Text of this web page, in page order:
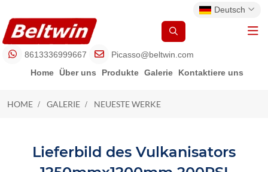
Deutsch
8613336999667
Picasso@beltwin.com
Home Über uns Produkte Galerie Kontaktiere uns
NEUESTE WERKE
HOME GALERIE NEUESTE WERKE
Lieferbild des Vulkanisators